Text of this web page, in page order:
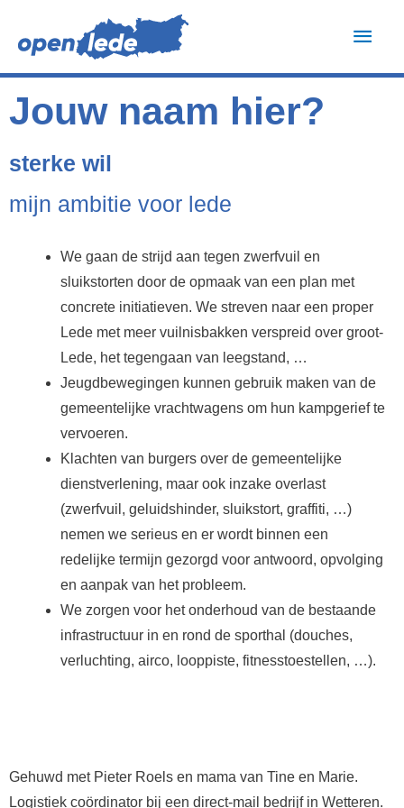
Jouw naam hier?
sterke wil
mijn ambitie voor lede
We gaan de strijd aan tegen zwerfvuil en
sluikstorten door de opmaak van een plan met
concrete initiatieven. We streven naar een proper
Lede met meer vuilnisbakken verspreid over groot-
Lede, het tegengaan van leegstand, …
Jeugdbewegingen kunnen gebruik maken van de
gemeentelijke vrachtwagens om hun kampgerief te
vervoeren.
Klachten van burgers over de gemeentelijke
dienstverlening, maar ook inzake overlast
(zwerfvuil, geluidshinder, sluikstort, graffiti, …)
nemen we serieus en er wordt binnen een
redelijke termijn gezorgd voor antwoord, opvolging
en aanpak van het probleem.
We zorgen voor het onderhoud van de bestaande
infrastructuur in en rond de sporthal (douches,
verluchting, airco, looppiste, fitnesstoestellen, …).
Gehuwd met Pieter Roels en mama van Tine en Marie.
Logistiek coördinator bij een direct-mail bedrijf in Wetteren.